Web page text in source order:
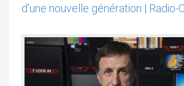
d’une nouvelle génération | Radio-